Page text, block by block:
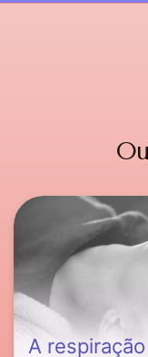
A